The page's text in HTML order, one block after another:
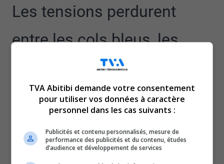
Les tensions perdurent
entre les cols bleus, les
cols blancs et la Ville de
Rouyn-Noranda.
Rassemblés ce midi à la Place de la Citoyenneté, les
membres du Syndicat canadien de la fonction publique
dénoncent toujours leur condition de travail.
TVA Abitibi demande votre consentement
pour utiliser vos données à caractère
personnel dans les cas suivants :
Publicités et contenu personnalisés, mesure de
performance des publicités et du contenu, études
d’audience et développement de services